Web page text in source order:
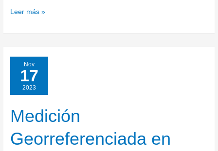
Leer más »
Nov
17
2023
Medición
Georreferenciada en
Medición
Georreferenciada
en
Portugalejo,